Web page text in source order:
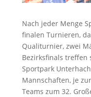
Nach jeder Menge
finalen Turnieren,
Qualiturnier, zwei
Bezirksfinals treffen
Sportpark
Mannschaften, je
Teams zum 32.